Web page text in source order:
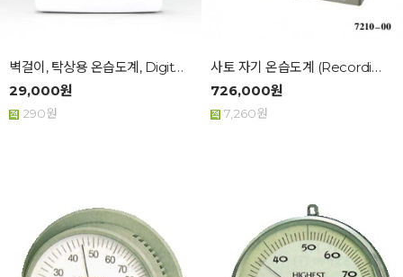
벽걸이, 탁상용 온습도계, Digital Therm...
29,000원
290원
사토 자기 온습도계 (Recording Thermo...
726,000원
7,260원